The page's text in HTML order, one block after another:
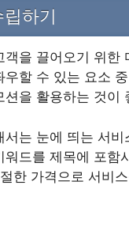
하기
을 끌어오기 위
우할 수 있는 요소
을 활용하는 것이
서는 눈에 띄는 서
드를 제목에 포
한 가격으로 서비